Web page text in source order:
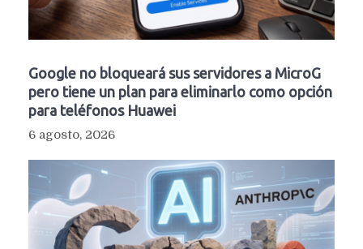
Google no bloqueará sus servidores a MicroG
pero tiene un plan para eliminarlo como opción
para teléfonos Huawei
6 agosto, 2026